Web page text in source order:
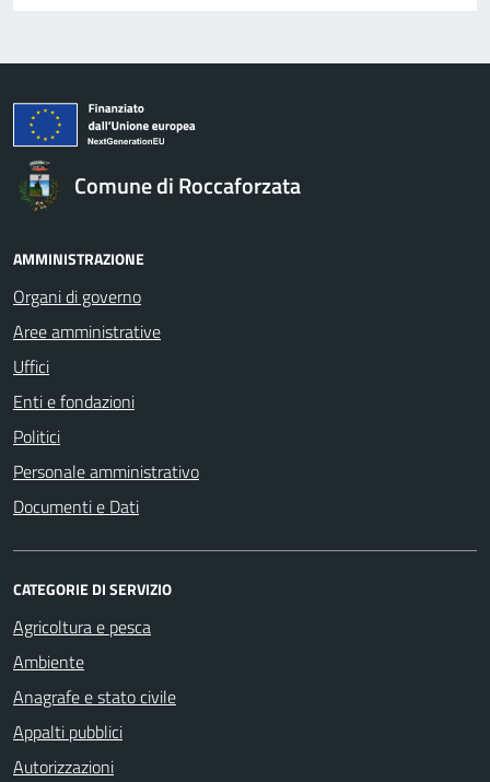
Comune di Roccaforzata
AMMINISTRAZIONE
Organi di governo
Aree amministrative
Uffici
Enti e fondazioni
Politici
Personale amministrativo
Documenti e Dati
CATEGORIE DI SERVIZIO
Agricoltura e pesca
Ambiente
Anagrafe e stato civile
Appalti pubblici
Autorizzazioni